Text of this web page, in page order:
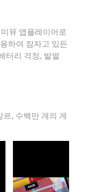
뮤 앱플레이어로
하여 잠자고 있든
터리 걱정, 발열
게 플레이할 수
, 수백만 개의 게